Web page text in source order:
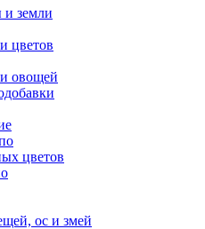
и земли
цветов
овощей
цветов
ос и змей